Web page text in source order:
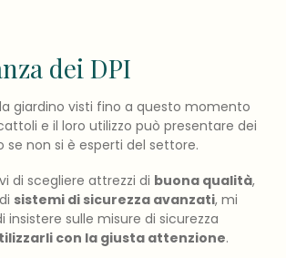
dei DPI
giardino visti fino a questo momento
e il loro utilizzo può presentare dei
non si è esperti del settore.
di scegliere attrezzi di buona qualità,
sistemi di sicurezza avanzati, mi
insistere sulle misure di sicurezza
con la giusta attenzione.